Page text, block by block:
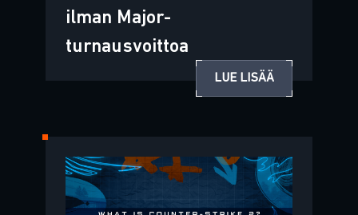
ilman Major-
turnausvoittoa
LUE LISÄÄ